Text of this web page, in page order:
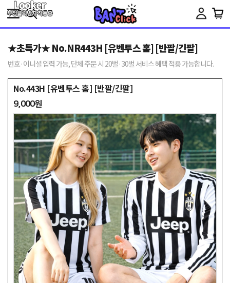
Toggle
★초특가★ No.NR443H [유벤투스 홈] [반팔/긴팔]
번호·이니셜 입력 가능, 단체 주문 시 20벌·30벌 서비스 혜택 적용 가능합니다.
No.443H [유벤투스 홈] [반팔/긴팔]
9,000원